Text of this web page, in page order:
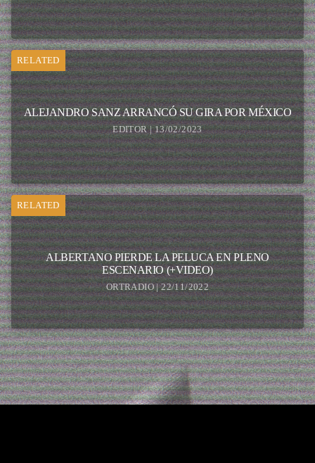
RELATED
ALEJANDRO SANZ ARRANCÓ SU GIRA POR MÉXICO
EDITOR | 13/02/2023
RELATED
ALBERTANO PIERDE LA PELUCA EN PLENO
ESCENARIO (+VIDEO)
ORTRADIO | 22/11/2022